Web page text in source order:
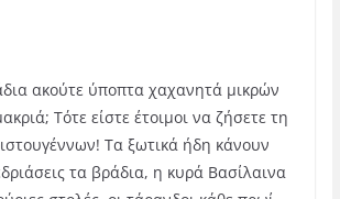
ακούτε ύποπτα χαχανητά μικρών
Τότε είστε έτοιμοι να ζήσετε τη
Τα ξωτικά ήδη κάνουν
τα βράδια, η κυρά Βασίλαινα